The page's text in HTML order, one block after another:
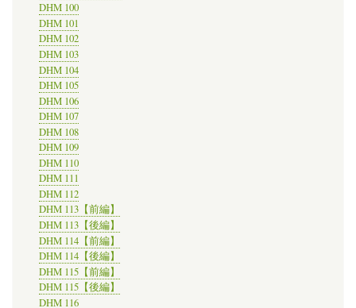
DHM 100
DHM 101
DHM 102
DHM 103
DHM 104
DHM 105
DHM 106
DHM 107
DHM 108
DHM 109
DHM 110
DHM 111
DHM 112
DHM 113【前編】
DHM 113【後編】
DHM 114【前編】
DHM 114【後編】
DHM 115【前編】
DHM 115【後編】
DHM 116